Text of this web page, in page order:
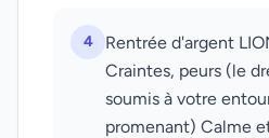
4
Rentrée d'argent
Craintes, peurs (le
soumis à votre
promenant) Calme